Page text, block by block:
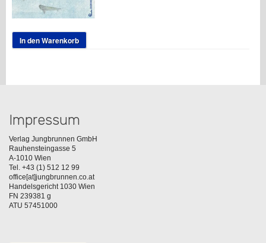
In den Warenkorb
Impressum
Verlag Jungbrunnen GmbH
Rauhensteingasse 5
A-1010 Wien
Tel. +43 (1) 512 12 99
office[at]jungbrunnen.co.at
Handelsgericht 1030 Wien
FN 239381 g
ATU 57451000